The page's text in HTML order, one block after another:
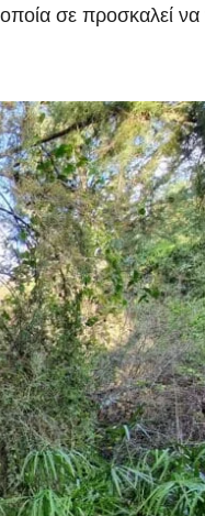
σε προσκαλεί